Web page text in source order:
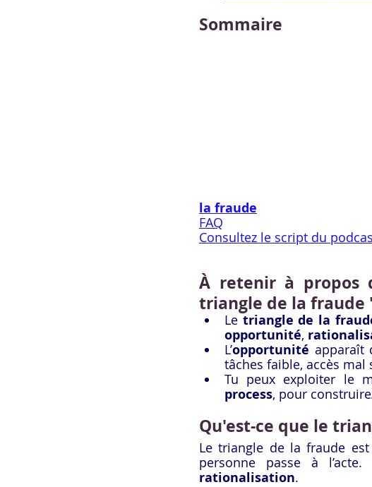
Sommaire
la fraude
FAQ
Consultez le script du
À retenir à propos
triangle de la fraude
Le triangle de la
opportunité,
L’opportunité apparaît
tâches faible, accès
Tu peux exploiter le
process, pour
Qu'est-ce que le
Le triangle de la fraude
personne passe à
rationalisation.